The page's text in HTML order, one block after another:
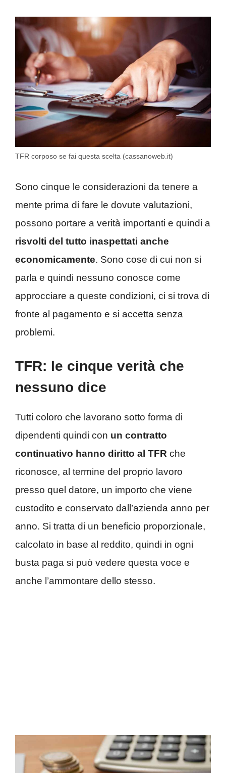
TFR corposo se fai questa scelta (cassanoweb.it)
Sono cinque le considerazioni da tenere a
mente prima di fare le dovute valutazioni,
possono portare a verità importanti e quindi a
risvolti del tutto inaspettati anche
economicamente. Sono cose di cui non si
parla e quindi nessuno conosce come
approcciare a queste condizioni, ci si trova di
fronte al pagamento e si accetta senza
problemi.
TFR: le cinque verità che
nessuno dice
Tutti coloro che lavorano sotto forma di
dipendenti quindi con un contratto
continuativo hanno diritto al TFR che
riconosce, al termine del proprio lavoro
presso quel datore, un importo che viene
custodito e conservato dall’azienda anno per
anno. Si tratta di un beneficio proporzionale,
calcolato in base al reddito, quindi in ogni
busta paga si può vedere questa voce e
anche l’ammontare dello stesso.